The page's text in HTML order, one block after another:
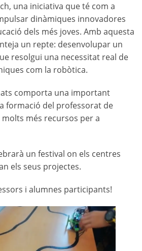
una iniciativa que té com a
dinàmiques innovadores
dels més joves. Amb aquesta
un repte: desenvolupar un
resolgui una necessitat real de
com la robòtica.
comporta una important
formació del professorat de
més recursos per a
un festival on els centres
els seus projectes.
i alumnes participants!